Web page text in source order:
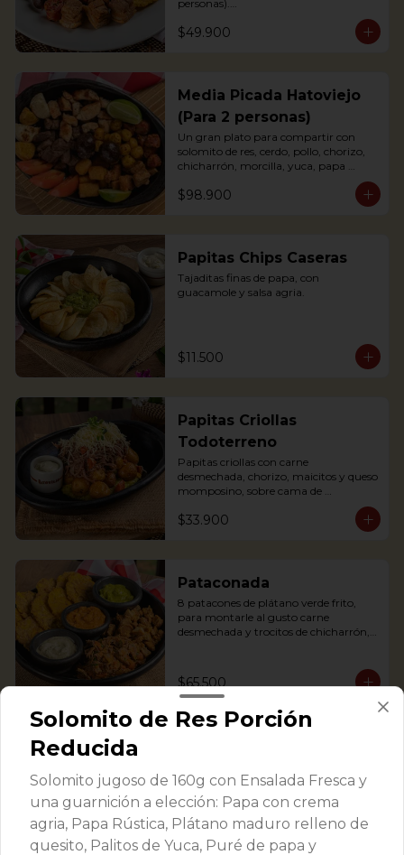
personas).
*Arepa de mote: no hay disponibilidad
Portions of pork crackling, sausage,
$49.900
Media Picada Hatoviejo
(Para 2 personas)
Un gran plato para compartir con
solomito de res, cerdo, pollo, chorizo,
chicharrón, morcilla, yuca, papa
Acompañada de salsa de tomate, salsa
$98.900
Papitas Chips Caseras
Tajaditas finas de papa, con
guacamole y salsa agria.
$11.500
Papitas Criollas
Todoterreno
Papitas criollas con carne
desmechada, chorizo, maicitos y queso
momposino, sobre cama de
$33.900
Pataconada
8 patacones de plátano verde frito,
para montarle al gusto carne
desmechada y trocitos de chicharrón,
assemble with shredded meat and
chicharrón chunks, sour cream, refried
$65.500
casa.
8 Green plantains with "hogao" sauce.
$17.500
Solomito de Res Porción
Reducida
Solomito jugoso de 160g con Ensalada Fresca y
una guarnición a elección: Papa con crema
agria, Papa Rústica, Plátano maduro relleno de
quesito, Palitos de Yuca, Puré de papa y